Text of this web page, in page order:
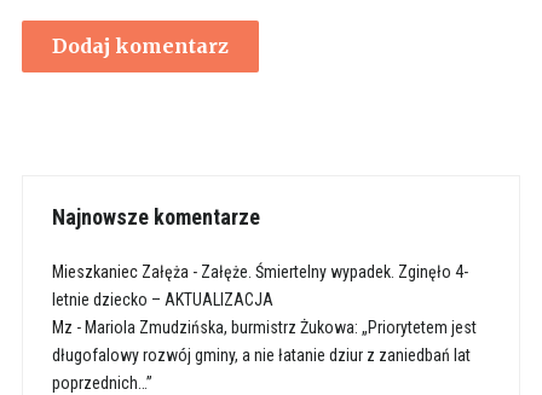
Najnowsze komentarze
Mieszkaniec Załęża - Załęże. Śmiertelny wypadek. Zginęło 4-
letnie dziecko – AKTUALIZACJA
Mz - Mariola Zmudzińska, burmistrz Żukowa: „Priorytetem jest
długofalowy rozwój gminy, a nie łatanie dziur z zaniedbań lat
poprzednich…”